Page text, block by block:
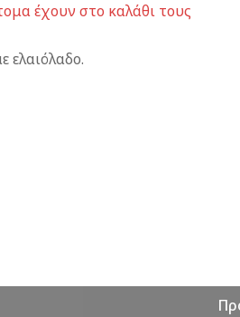
έχουν στο καλάθι τους
ελαιόλαδο.